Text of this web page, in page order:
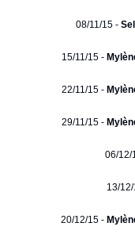
08/11/15 -
15/11/15 -
22/11/15 -
29/11/15 -
06/12/
13/
20/12/15 -